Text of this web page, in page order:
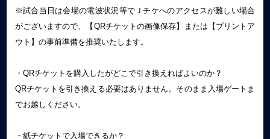
※試合当日は会場の電波状況等でＪチケへのアクセスが難しい場合
がございますので、【QRチケットの画像保存】または【プリントア
ウト】の事前準備を推奨いたします。
・QRチケットを購入したがどこで引き換えればよいのか？
QRチケットを引き換える必要はありません。そのまま入場ゲートま
でお越しください。
・紙チケットで入場できるか？